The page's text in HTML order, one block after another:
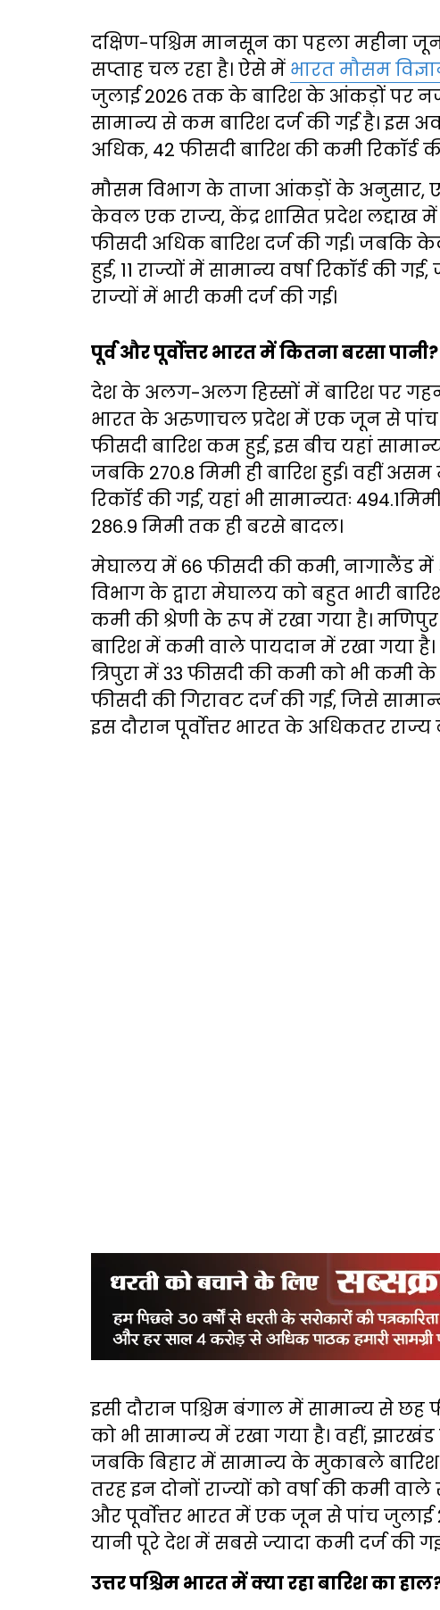
दक्षिण-पश्चिम मानसून का पहला महीना
सप्ताह चल रहा है। ऐसे में भारत मौसम
जुलाई 2026 तक के बारिश के आंकड़ों पर
सामान्य से कम बारिश दर्ज की गई है। इस
अधिक, 42 फीसदी बारिश की कमी रिकॉर्ड
मौसम विभाग के ताजा आंकड़ों के अनुसार,
केवल एक राज्य, केंद्र शासित प्रदेश लद्दाख
फीसदी अधिक बारिश दर्ज की गई। जबकि
हुई, 11 राज्यों में सामान्य वर्षा रिकॉर्ड की
राज्यों में भारी कमी दर्ज की गई।
पूर्व और पूर्वोत्तर भारत में कितना बरसा पानी?
देश के अलग-अलग हिस्सों में बारिश पर
भारत के अरुणाचल प्रदेश में एक जून से पांच
फीसदी बारिश कम हुई, इस बीच यहां
जबकि 270.8 मिमी ही बारिश हुई। वहीं
रिकॉर्ड की गई, यहां भी सामान्यतः
286.9 मिमी तक ही बरसे बादल।
मेघालय में 66 फीसदी की कमी, नागालैंड में
विभाग के द्वारा मेघालय को बहुत भारी
कमी की श्रेणी के रूप में रखा गया है।
बारिश में कमी वाले पायदान में रखा गया
त्रिपुरा में 33 फीसदी की कमी को भी कमी
फीसदी की गिरावट दर्ज की गई, जिसे
इस दौरान पूर्वोत्तर भारत के अधिकतर
इसी दौरान पश्चिम बंगाल में सामान्य से
को भी सामान्य में रखा गया है। वहीं,
जबकि बिहार में सामान्य के मुकाबले
तरह इन दोनों राज्यों को वर्षा की कमी
और पूर्वोत्तर भारत में एक जून से पांच जुलाई
यानी पूरे देश में सबसे ज्यादा कमी दर्ज की
उत्तर पश्चिम भारत में क्या रहा बारिश का